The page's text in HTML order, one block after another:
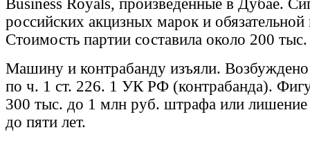
Business Royals, произведенные в Дубае.
российских акцизных марок и
Стоимость партии составила около 200
Машину и контрабанду изъяли. Возбуждено
по ч. 1 ст. 226. 1 УК РФ (контрабанда).
300 тыс. до 1 млн руб. штрафа или лишение
до пяти лет.